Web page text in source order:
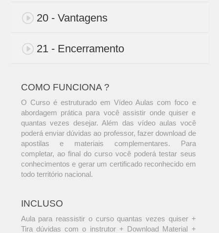
20 - Vantagens
21 - Encerramento
COMO FUNCIONA ?
O Curso é estruturado em Vídeo Aulas com foco e
abordagem prática para você assistir onde quiser e
quantas vezes desejar. Além das vídeo aulas você
poderá enviar dúvidas ao professor, fazer download de
apostilas e materiais complementares. Para
completar, ao final do curso você poderá testar seus
conhecimentos e gerar um certificado reconhecido em
todo território nacional.
INCLUSO
Aula para reassistir o curso quantas vezes quiser +
Tira dúvidas com o instrutor + Download Material +